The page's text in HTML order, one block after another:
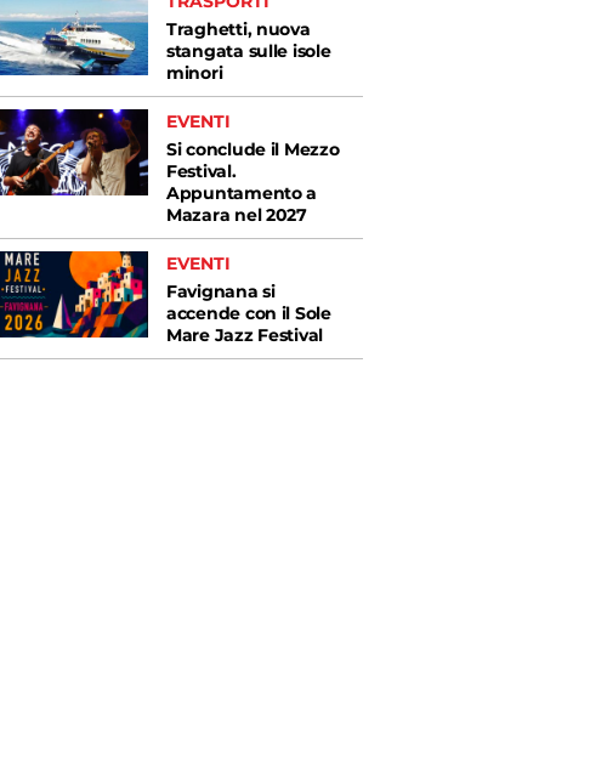
Traghetti, nuova
stangata sulle isole
minori
EVENTI
Si conclude il Mezzo
Festival.
Appuntamento a
Mazara nel 2027
EVENTI
Favignana si
accende con il Sole
Mare Jazz Festival